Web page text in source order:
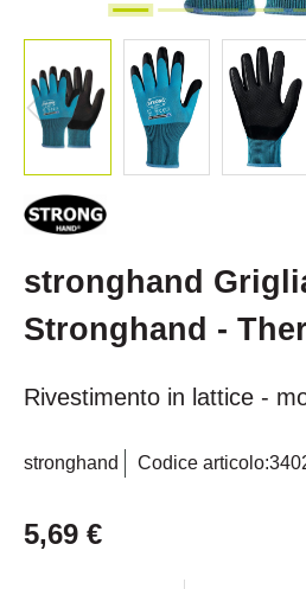
stronghand
Stronghand -
Rivestimento in lattice -
stronghand Codice articolo:
5,69 €